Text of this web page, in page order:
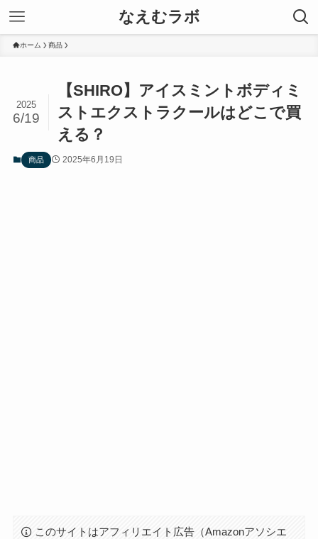
なえむラボ
ホーム 商品
【SHIRO】アイスミントボディミ
ストエクストラクールはどこで買
える？
2025
6/19
商品 2025年6月19日
このサイトはアフィリエイト広告（Amazonアソシエ